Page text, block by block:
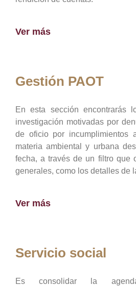
Ver más
Gestión PAOT
En esta sección encontrarás
investigación motivadas por
de oficio por incumplimientos
materia ambiental y urbana
fecha, a través de un filtro que
generales, como los detalles de
Ver más
Servicio social
Es consolidar la